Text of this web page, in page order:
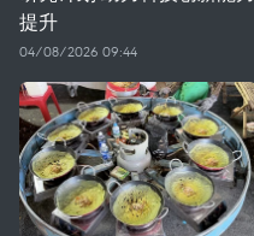
提升
04/08/2026 09:44